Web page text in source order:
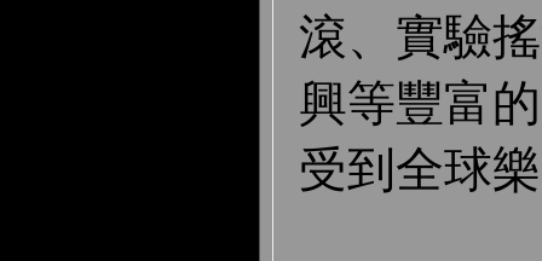
滾、實驗
興等豐富
受到全球